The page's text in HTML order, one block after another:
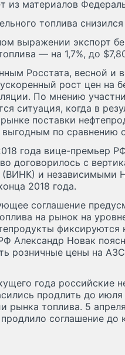
из материалов
топлива
выражении экспорт
— на 1,7%, до
Росстата, весной и
рост цен на
По мнению
ситуация, когда в
поставки
выгодным по сравнению
года вице-премьер
договорилось с
и независимыми
2018 года.
соглашение
на рынок на
Александр Новак
розничные цены на
года российские
продлить до
рынка топлива. 5
соглашение до